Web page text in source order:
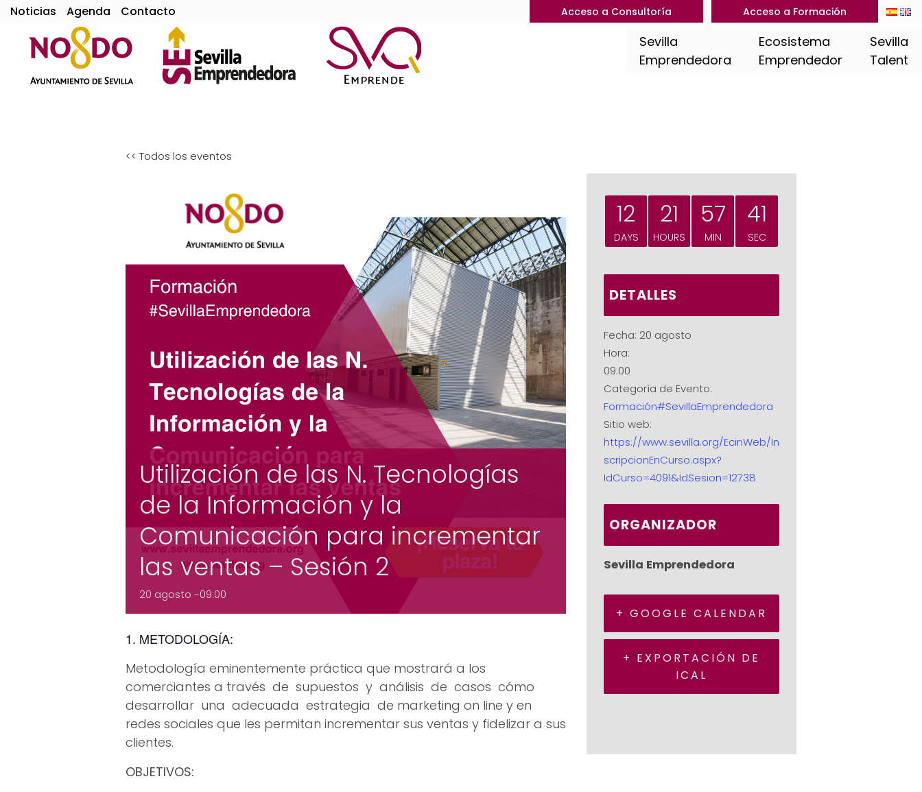
Noticias Agenda Contacto Acceso a Consultoría Acceso a Formación
Sevilla
Emprendedora
Ecosistema
Emprendedor
Sevilla
Talent
<< Todos los eventos
Utilización de las N. Tecnologías
de la Información y la
Comunicación para incrementar
las ventas – Sesión 2
20 agosto -09:00
METODOLOGÍA:
Metodología eminentemente práctica que mostrará a los
comerciantes a través de supuestos y análisis de casos cómo
desarrollar una adecuada estrategia de marketing on line y en
redes sociales que les permitan incrementar sus ventas y fidelizar a sus
clientes.
OBJETIVOS:
12
DAYS
21
HOURS
57
MIN
40
SEC
DETALLES
Fecha: 20 agosto
Hora:
09:00
Categoría de Evento:
Formación#SevillaEmprendedora
Sitio web:
https://www.sevilla.org/EcinWeb/In
scripcionEnCurso.aspx?
IdCurso=4091&IdSesion=12738
ORGANIZADOR
Sevilla Emprendedora
+ GOOGLE CALENDAR
+ EXPORTACIÓN DE
ICAL